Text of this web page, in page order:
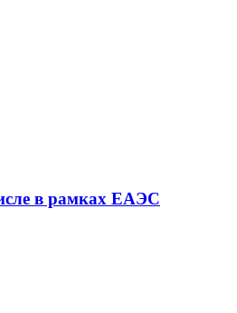
в рамках ЕАЭС